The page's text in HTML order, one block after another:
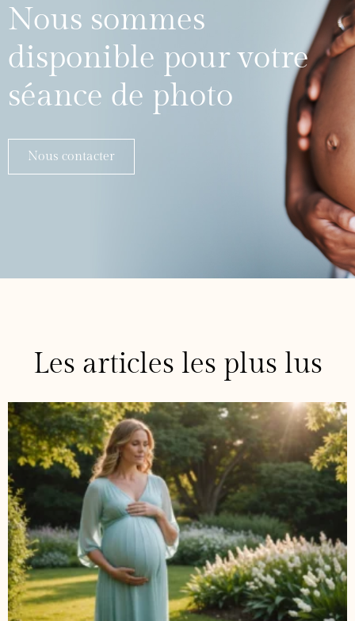
Nous sommes
disponible pour votre
séance de photo
Nous contacter
Les articles les plus lus